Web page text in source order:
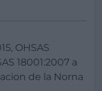
OHSAS
18001:2007 a
de la Norna